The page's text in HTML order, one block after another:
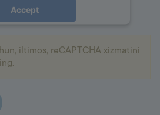
Accept
iltimos, reCAPTCHA xizmatini